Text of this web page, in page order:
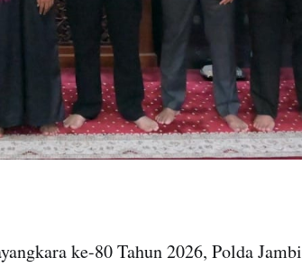
ke-80 Tahun 2026, Polda Jambi